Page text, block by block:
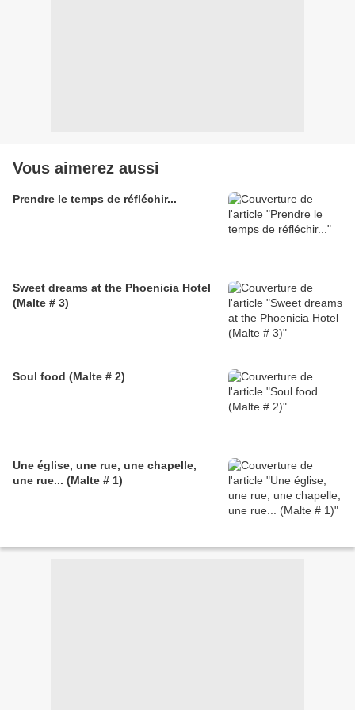
Vous aimerez aussi
Prendre le temps de réfléchir...
Sweet dreams at the Phoenicia Hotel
(Malte # 3)
Soul food (Malte # 2)
Une église, une rue, une chapelle,
une rue... (Malte # 1)